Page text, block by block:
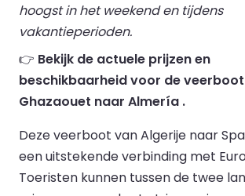
hoogst in het weekend en tijdens
vakantieperioden.
👉 Bekijk de actuele prijzen en
beschikbaarheid voor de
Ghazaouet naar Almería .
Deze veerboot van Algerije naar
een uitstekende verbinding met
Toeristen kunnen tussen de twee